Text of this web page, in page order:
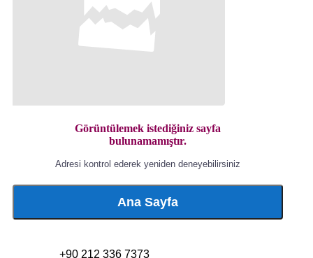
Görüntülemek istediğiniz sayfa
bulunamamıştır.
Adresi kontrol ederek yeniden deneyebilirsiniz
Ana Sayfa
+90 212 336 7373